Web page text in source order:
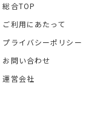
総合TOP
ご利用にあたって
プライバシーポリシー
お問い合わせ
運営会社